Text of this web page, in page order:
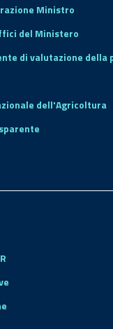
Ministro
del Ministero
di valutazione della
dell'Agricoltura